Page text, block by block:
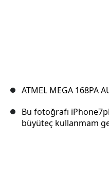
ATMEL MEGA 168PA
Bu fotoğrafı
büyüteç kullanmam